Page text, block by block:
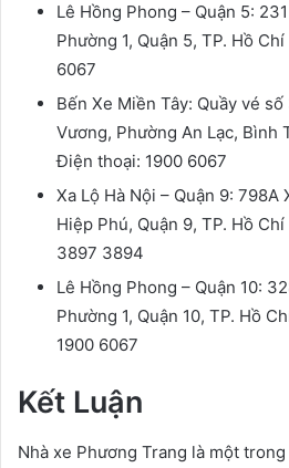
Lê Hồng Phong – Quận 5:
Phường 1, Quận 5, TP. Hồ
6067
Bến Xe Miền Tây: Quầy vé
Vương, Phường An Lạc, Bình
Điện thoại: 1900 6067
Xa Lộ Hà Nội – Quận 9: 798A
Hiệp Phú, Quận 9, TP. Hồ
3897 3894
Lê Hồng Phong – Quận 10:
Phường 1, Quận 10, TP. Hồ
1900 6067
Kết Luận
Nhà xe Phương Trang là một